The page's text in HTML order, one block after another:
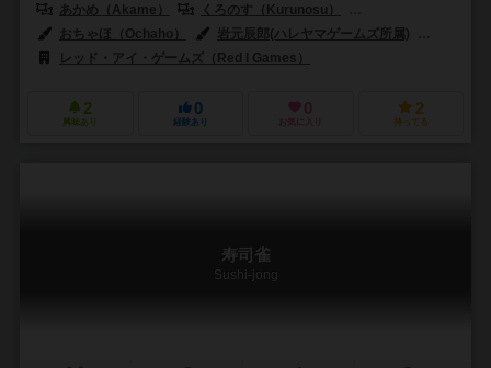
あかめ（Akame）
くろのす（Kurunosu）
おちゃほ（Ochaho）
岩元辰郎(ハレヤマゲームズ所属)
レッド・アイ・ゲームズ（Red I Games）
2
興味あり
0
経験あり
0
お気に入り
2
持ってる
寿司雀
Sushi-jong